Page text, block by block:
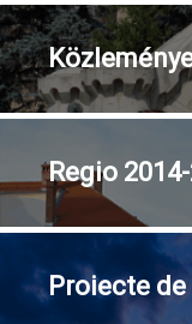
Regio
Proiecte